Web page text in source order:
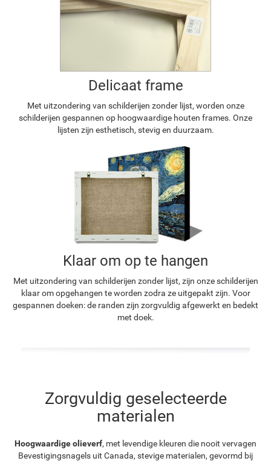
Delicaat frame
Met uitzondering van schilderijen zonder lijst, worden onze
schilderijen gespannen op hoogwaardige houten frames. Onze
lijsten zijn esthetisch, stevig en duurzaam.
Klaar om op te hangen
Met uitzondering van schilderijen zonder lijst, zijn onze schilderijen
klaar om opgehangen te worden zodra ze uitgepakt zijn. Voor
gespannen doeken: de randen zijn zorgvuldig afgewerkt en bedekt
met doek.
Zorgvuldig geselecteerde
materialen
Hoogwaardige olieverf, met levendige kleuren die nooit vervagen
Bevestigingsnagels uit Canada, stevige materialen, gevormd bij